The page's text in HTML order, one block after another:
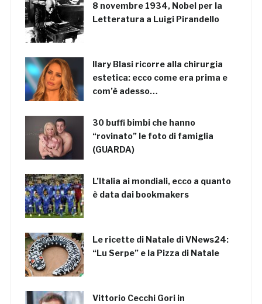
8 novembre 1934, Nobel per la
Letteratura a Luigi Pirandello
Ilary Blasi ricorre alla chirurgia
estetica: ecco come era prima e
com’è adesso…
30 buffi bimbi che hanno
“rovinato” le foto di famiglia
(GUARDA)
L’Italia ai mondiali, ecco a quanto
è data dai bookmakers
Le ricette di Natale di VNews24:
“Lu Serpe” e la Pizza di Natale
Vittorio Cecchi Gori in